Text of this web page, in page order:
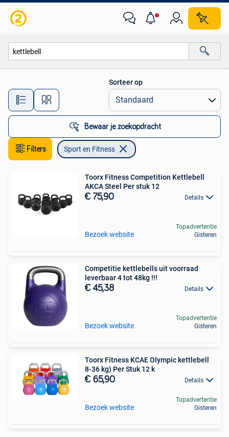
Alle afstanden…
Sorteer op
Bewaar je zoekopdracht
Filters Sport en Fitness
Toorx Fitness Competition Kettlebell
AKCA Steel Per stuk 12
€ 75,90 Details
Bezoek website
Topadvertentie
Gisteren
Competitie kettlebells uit voorraad
leverbaar 4 tot 48kg !!!
€ 45,38 Details
Bezoek website
Topadvertentie
Gisteren
Toorx Fitness KCAE Olympic kettlebell
8-36 kg) Per Stuk 12 k
€ 65,90 Details
Bezoek website
Topadvertentie
Gisteren